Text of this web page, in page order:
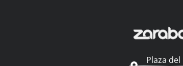
Plaza